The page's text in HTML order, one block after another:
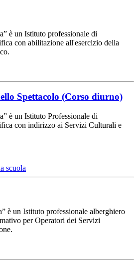
è un Istituto professionale di
con abilitazione all'esercizio della
Spettacolo (Corso diurno)
è un Istituto Professionale di
con indirizzo ai Servizi Culturali e
scuola
è un Istituto professionale alberghiero
per Operatori dei Servizi